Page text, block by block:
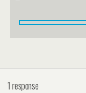
1 response